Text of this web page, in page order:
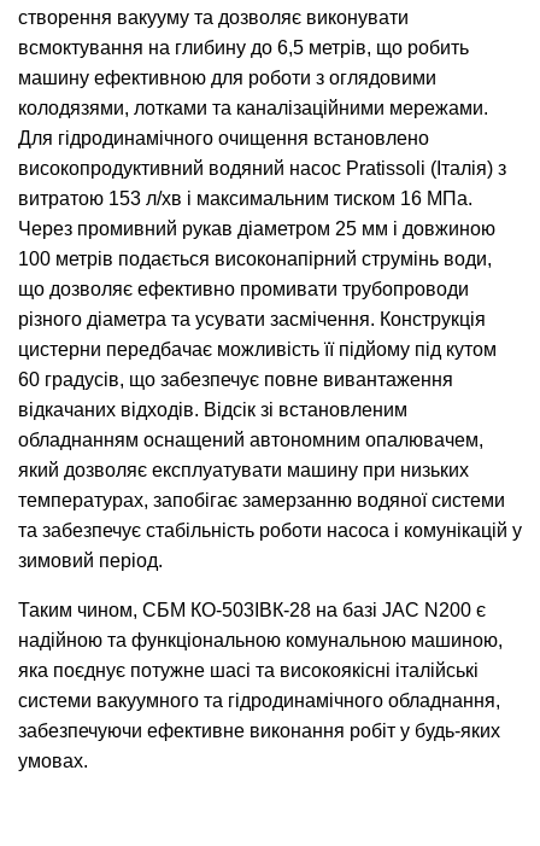
створення вакууму та дозволяє виконувати
всмоктування на глибину до 6,5 метрів, що робить
машину ефективною для роботи з оглядовими
колодязями, лотками та каналізаційними мережами.
Для гідродинамічного очищення встановлено
високопродуктивний водяний насос Pratissoli (Італія) з
витратою 153 л/хв і максимальним тиском 16 МПа.
Через промивний рукав діаметром 25 мм і довжиною
100 метрів подається високонапірний струмінь води,
що дозволяє ефективно промивати трубопроводи
різного діаметра та усувати засмічення. Конструкція
цистерни передбачає можливість її підйому під кутом
60 градусів, що забезпечує повне вивантаження
відкачаних відходів. Відсік зі встановленим
обладнанням оснащений автономним опалювачем,
який дозволяє експлуатувати машину при низьких
температурах, запобігає замерзанню водяної системи
та забезпечує стабільність роботи насоса і комунікацій у
зимовий період.
Таким чином, СБМ КО-503ІВК-28 на базі JAC N200 є
надійною та функціональною комунальною машиною,
яка поєднує потужне шасі та високоякісні італійські
системи вакуумного та гідродинамічного обладнання,
забезпечуючи ефективне виконання робіт у будь-яких
умовах.